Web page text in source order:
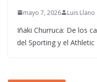
mayo 7, 2026 Luis Llano
Iñaki Churruca: De los
del Sporting y el Athletic